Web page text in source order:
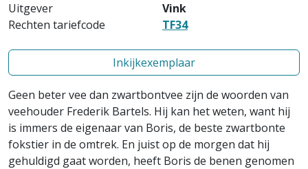
Uitgever
Vink
Rechten tariefcode
TF34
Inkijkexemplaar
Geen beter vee dan zwartbontvee zijn de woorden van
veehouder Frederik Bartels. Hij kan het weten, want hij
is immers de eigenaar van Boris, de beste zwartbonte
fokstier in de omtrek. En juist op de morgen dat hij
gehuldigd gaat worden, heeft Boris de benen genomen